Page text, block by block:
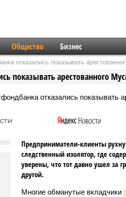
Общество Бизнес
отказались показывать
показывать арестованного
Предприниматели-клиенты
следственный изолятор, где
уверены, что тот давно ушел за
другой.
Многие обманутые вкладчики